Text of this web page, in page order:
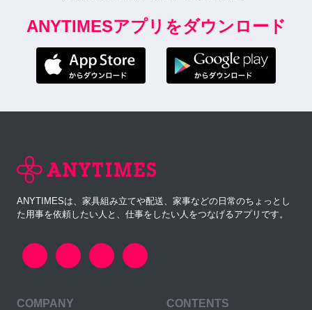
ANYTIMESアプリをダウンロード
ANYTIMESは、家具組み立てや配送、家事などの日常のちょっとし
た用事を依頼したい人と、仕事をしたい人をつなげるアプリです。
COMPANY CONTENTS